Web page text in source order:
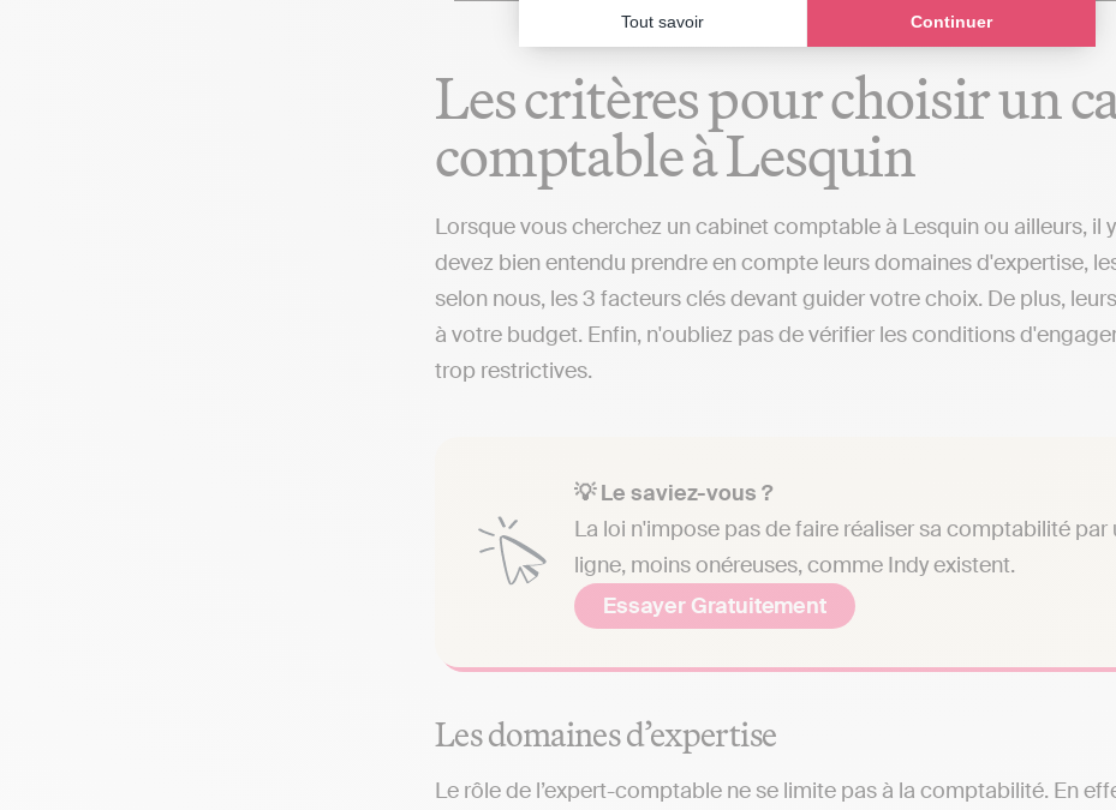
Tout savoir Continuer
Les critères pour choisir un
comptable à Lesquin
Lorsque vous cherchez un cabinet comptable à Lesquin ou ailleurs, il
devez bien entendu prendre en compte leurs domaines d'expertise,
selon nous, les 3 facteurs clés devant guider votre choix. De plus,
à votre budget. Enfin, n'oubliez pas de vérifier les conditions
trop restrictives.
💡 Le saviez-vous ?
La loi n'impose pas de faire réaliser sa comptabilité
ligne, moins onéreuses, comme Indy existent.
Essayer Gratuitement
Les domaines d’expertise
Le rôle de l’expert-comptable ne se limite pas à la comptabilité. En